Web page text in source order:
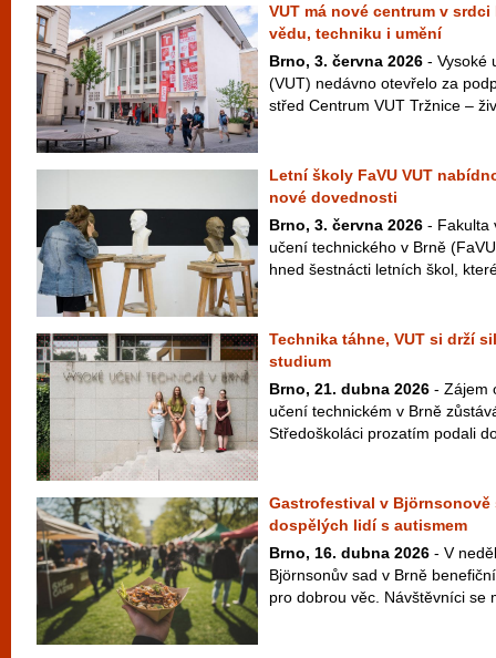
VUT má nové centrum v
vědu, techniku i umění
Brno, 3. června 2026 - Vysoké
(VUT) nedávno otevřelo za
střed Centrum VUT Tržnice –
Letní školy FaVU VUT
nové dovednosti
Brno, 3. června 2026 - Fakulta
učení technického v Brně
hned šestnácti letních škol,
Technika táhne, VUT si drží
studium
Brno, 21. dubna 2026 - Zájem
učení technickém v Brně
Středoškoláci prozatím podali
Gastrofestival v Björnsonově
dospělých lidí s autismem
Brno, 16. dubna 2026 - V
Björnsonův sad v Brně
pro dobrou věc. Návštěvníci se